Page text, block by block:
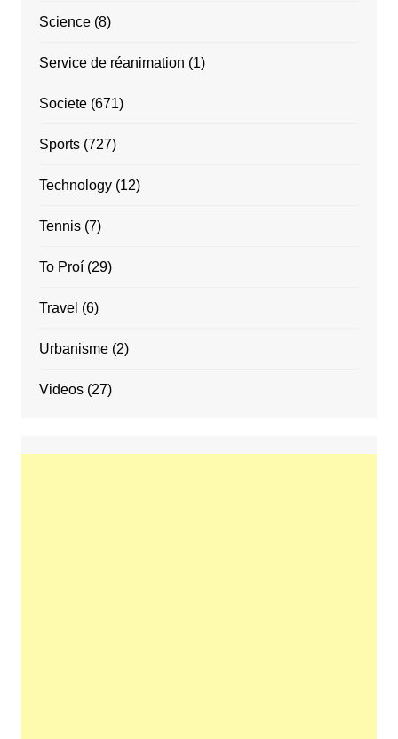
Science(8)
Service de réanimation (1)
Societe(671)
Sports(727)
Technology(12)
Tennis(7)
To Proí(29)
Travel (6)
Urbanisme(2)
Videos(27)